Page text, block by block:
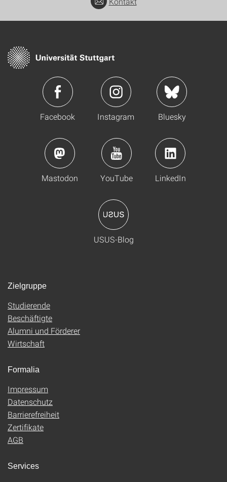
Facebook Instagram Bluesky
Mastodon YouTube LinkedIn
USUS-Blog
Zielgruppe
Studierende
Beschäftigte
Alumni und Förderer
Wirtschaft
Formalia
Impressum
Datenschutz
Barrierefreiheit
Zertifikate
AGB
Services